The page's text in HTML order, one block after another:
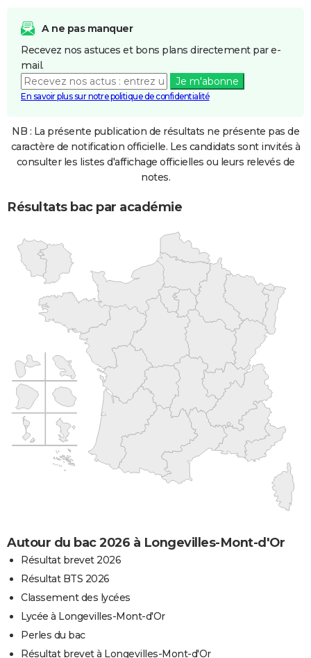
A ne pas manquer
Recevez nos astuces et bons plans directement par e-
mail.
Je m'abonne
En savoir plus sur notre politique de confidentialité
NB : La présente publication de résultats ne présente pas de
caractère de notification officielle. Les candidats sont invités à
consulter les listes d'affichage officielles ou leurs relevés de
notes.
Résultats bac par académie
Autour du bac 2026 à Longevilles-Mont-d'Or
Résultat brevet 2026
Résultat BTS 2026
Classement des lycées
Lycée à Longevilles-Mont-d'Or
Perles du bac
Résultat brevet à Longevilles-Mont-d'Or